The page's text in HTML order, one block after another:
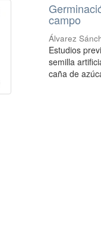
campo
Álvarez
Estudios
semilla
caña de